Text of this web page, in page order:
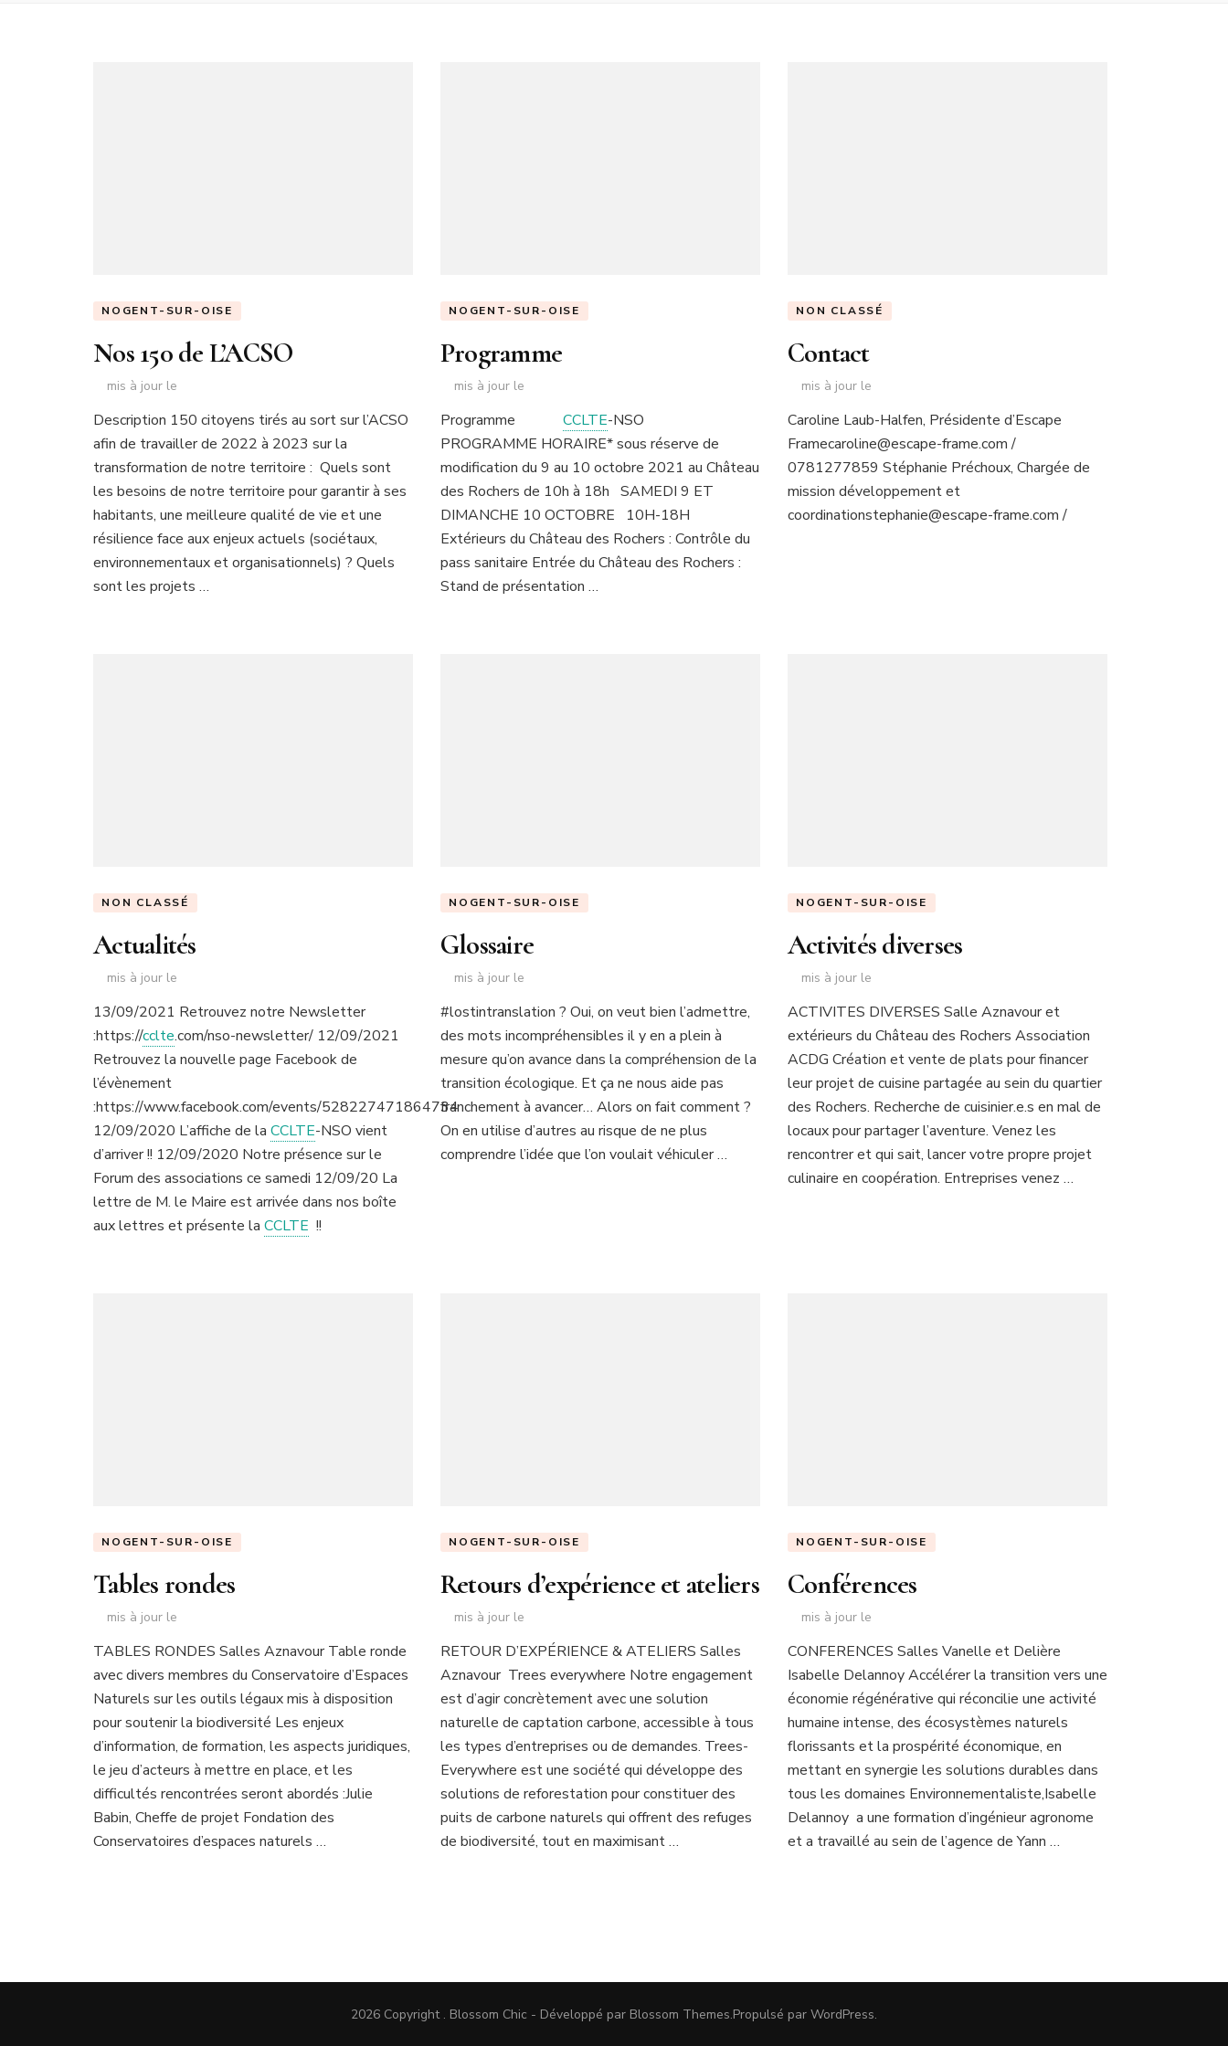
NOGENT-SUR-OISE
Nos 150 de L’ACSO
mis à jour le
Description 150 citoyens tirés au sort sur l’ACSO
afin de travailler de 2022 à 2023 sur la
transformation de notre territoire : Quels sont
les besoins de notre territoire pour garantir à ses
habitants, une meilleure qualité de vie et une
résilience face aux enjeux actuels (sociétaux,
environnementaux et organisationnels) ? Quels
sont les projets …
NOGENT-SUR-OISE
Programme
mis à jour le
Programme CCLTE-NSO
PROGRAMME HORAIRE* sous réserve de
modification du 9 au 10 octobre 2021 au Château
des Rochers de 10h à 18h SAMEDI 9 ET
DIMANCHE 10 OCTOBRE 10H-18H
Extérieurs du Château des Rochers : Contrôle du
pass sanitaire Entrée du Château des Rochers :
Stand de présentation …
NON CLASSÉ
Contact
mis à jour le
Caroline Laub-Halfen, Présidente d’Escape
Framecaroline@escape-frame.com /
0781277859 Stéphanie Préchoux, Chargée de
mission développement et
coordinationstephanie@escape-frame.com /
NON CLASSÉ
Actualités
mis à jour le
13/09/2021 Retrouvez notre Newsletter
:https://cclte.com/nso-newsletter/ 12/09/2021
Retrouvez la nouvelle page Facebook de
l’évènement
:https://www.facebook.com/events/528227471864734
12/09/2020 L’affiche de la CCLTE-NSO vient
d’arriver !! 12/09/2020 Notre présence sur le
Forum des associations ce samedi 12/09/20 La
lettre de M. le Maire est arrivée dans nos boîte
aux lettres et présente la CCLTE !!
NOGENT-SUR-OISE
Glossaire
mis à jour le
#lostintranslation ? Oui, on veut bien l’admettre,
des mots incompréhensibles il y en a plein à
mesure qu’on avance dans la compréhension de la
transition écologique. Et ça ne nous aide pas
franchement à avancer… Alors on fait comment ?
On en utilise d’autres au risque de ne plus
comprendre l’idée que l’on voulait véhiculer …
NOGENT-SUR-OISE
Activités diverses
mis à jour le
ACTIVITES DIVERSES Salle Aznavour et
extérieurs du Château des Rochers Association
ACDG Création et vente de plats pour financer
leur projet de cuisine partagée au sein du quartier
des Rochers. Recherche de cuisinier.e.s en mal de
locaux pour partager l’aventure. Venez les
rencontrer et qui sait, lancer votre propre projet
culinaire en coopération. Entreprises venez …
NOGENT-SUR-OISE
Tables rondes
mis à jour le
TABLES RONDES Salles Aznavour Table ronde
avec divers membres du Conservatoire d’Espaces
Naturels sur les outils légaux mis à disposition
pour soutenir la biodiversité Les enjeux
d’information, de formation, les aspects juridiques,
le jeu d’acteurs à mettre en place, et les
difficultés rencontrées seront abordés :Julie
Babin, Cheffe de projet Fondation des
Conservatoires d’espaces naturels …
NOGENT-SUR-OISE
Retours d’expérience et ateliers
mis à jour le
RETOUR D’EXPÉRIENCE & ATELIERS Salles
Aznavour Trees everywhere Notre engagement
est d’agir concrètement avec une solution
naturelle de captation carbone, accessible à tous
les types d’entreprises ou de demandes. Trees-
Everywhere est une société qui développe des
solutions de reforestation pour constituer des
puits de carbone naturels qui offrent des refuges
de biodiversité, tout en maximisant …
NOGENT-SUR-OISE
Conférences
mis à jour le
CONFERENCES Salles Vanelle et Delière
Isabelle Delannoy Accélérer la transition vers une
économie régénérative qui réconcilie une activité
humaine intense, des écosystèmes naturels
florissants et la prospérité économique, en
mettant en synergie les solutions durables dans
tous les domaines Environnementaliste,Isabelle
Delannoy a une formation d’ingénieur agronome
et a travaillé au sein de l’agence de Yann …
2026 Copyright . Blossom Chic - Développé par Blossom Themes.Propulsé par WordPress.